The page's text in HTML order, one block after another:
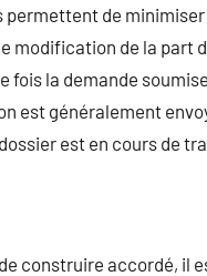
permettent de
modification de la part
fois la demande
est généralement
est en cours de
construire accordé, il